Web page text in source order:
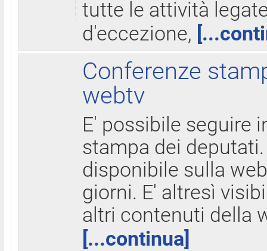
tutte le attività
d'eccezione,
Conferenze
webtv
E' possibile seguire
stampa dei
disponibile sulla
giorni. E' altresì
altri contenuti della
[...continua]